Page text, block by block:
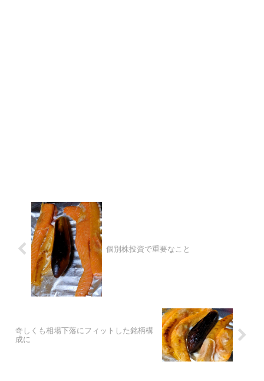
個別株投資で重要なこと
奇しくも相場下落にフィットした銘柄構
成に